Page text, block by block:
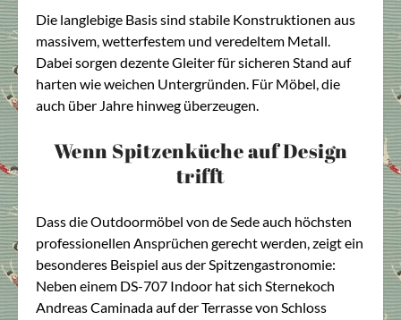
Die langlebige Basis sind stabile Konstruktionen aus
massivem, wetterfestem und veredeltem Metall.
Dabei sorgen dezente Gleiter für sicheren Stand auf
harten wie weichen Untergründen. Für Möbel, die
auch über Jahre hinweg überzeugen.
Wenn Spitzenküche auf Design
trifft
Dass die Outdoormöbel von de Sede auch höchsten
professionellen Ansprüchen gerecht werden, zeigt ein
besonderes Beispiel aus der Spitzengastronomie:
Neben einem DS-707 Indoor hat sich Sternekoch
Andreas Caminada auf der Terrasse von Schloss